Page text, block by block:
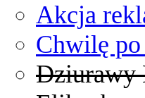
Akcja
Chwilę
Dziurawy